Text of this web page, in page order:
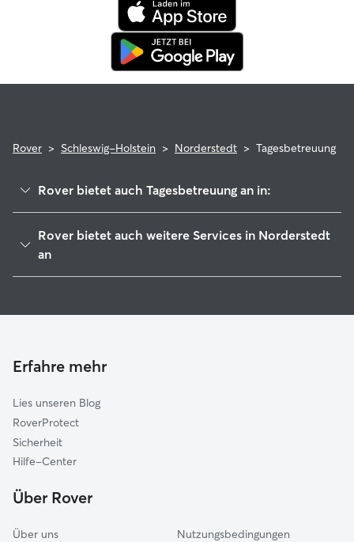
tierärztliche Behandlungen erstattet.
Rover > Schleswig-Holstein > Norderstedt > Tagesbetreuung
Rover bietet auch Tagesbetreuung an in:
Pinnau
Rantzau
Ammersbek
Kisdorf
Kaltenkirchen-Land
Rover bietet auch weitere Services in Norderstedt
an
Gassi-Service in Norderstedt
Erfahre mehr
Lies unseren Blog
RoverProtect
Sicherheit
Hilfe-Center
Über Rover
Über uns
Nutzungsbedingungen